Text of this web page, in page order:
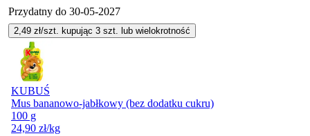
Przydatny do 30-05-2027
2,49 zł/szt. kupując 3 szt. lub wielokrotność
KUBUŚ
Mus bananowo-jabłkowy (bez dodatku cukru)
100 g
24,90 zł/kg